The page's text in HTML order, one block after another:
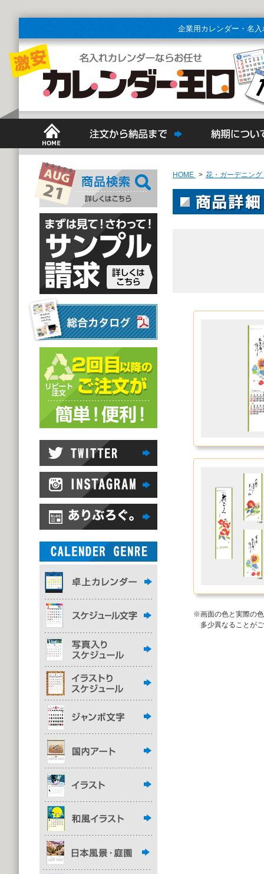
企業用カレンダー・名
HOME > 花・ガーデニング
※画面の色と実際の
多少異なることが